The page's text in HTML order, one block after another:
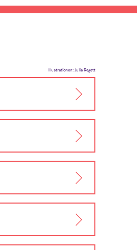
Illustrationen: Julia Regett